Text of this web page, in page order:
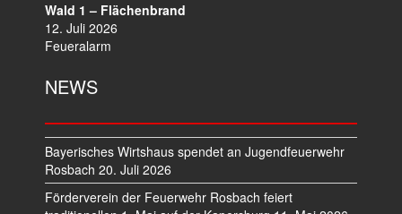
Wald 1 – Flächenbrand
12. Juli 2026
Feueralarm
NEWS
Bayerisches Wirtshaus spendet an Jugendfeuerwehr
Rosbach 20. Juli 2026
Förderverein der Feuerwehr Rosbach feiert